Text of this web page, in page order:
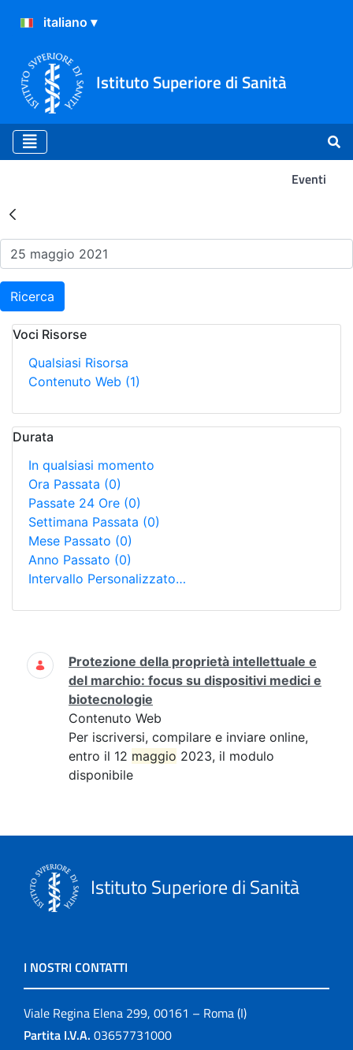
Istituto Superiore di Sanità
Eventi
Risultati della Ricerca -
Ricerca
Voci Risorse
Qualsiasi Risorsa
Contenuto Web (1)
Durata
In qualsiasi momento
Ora Passata (0)
Passate 24 Ore (0)
Settimana Passata (0)
Mese Passato (0)
Anno Passato (0)
Intervallo Personalizzato…
Ricerca
Protezione della proprietà intellettuale e
del marchio: focus su dispositivi medici e
biotecnologie
Contenuto Web
Per iscriversi, compilare e inviare online,
entro il 12 maggio 2023, il modulo
disponibile
Istituto Superiore di Sanità
I NOSTRI CONTATTI
Viale Regina Elena 299, 00161 – Roma (I)
Partita I.V.A. 03657731000